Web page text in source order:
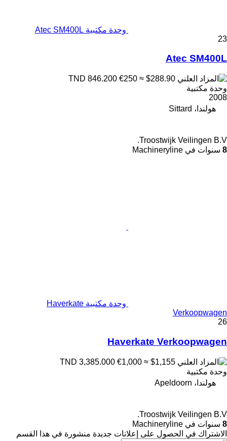
وحدة مكتبية Atec SM400L
23
Atec SM400L
€250 ≈ $288.90
وحدة مكتبية
2008
هولندا، Sittard
Troostwijk Veilingen B.V.
8 سنوات في Machineryline
وحدة مكتبية Haverkate
Verkoopwagen
26
Haverkate Verkoopwagen
€1,000 ≈ $1,155
وحدة مكتبية
هولندا، Apeldoorn
Troostwijk Veilingen B.V.
8 سنوات في Machineryline
الاشتراك في الحصول على إعلانات جديدة منشورة في هذا القسم